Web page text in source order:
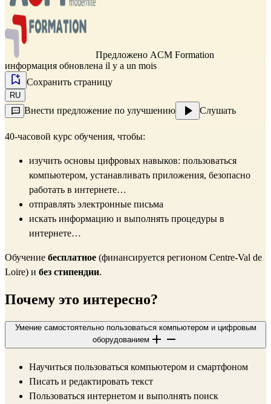
Предложено ACM Formation
информация обновлена il y a un mois
Сохранить страницу
RU
Внести предложение по улучшению Слушать
40-часовой курс обучения, чтобы:
изучить основы цифровых навыков: пользоваться
компьютером, устанавливать приложения, безопасно
работать в интернете…
отправлять электронные письма
искать информацию и выполнять процедуры в
интернете…
Обучение бесплатное (финансируется регионом Centre-Val de
Loire) и без стипендии.
Почему это интересно?
Умение самостоятельно пользоваться компьютером и цифровым
оборудованием
Научиться пользоваться компьютером и смартфоном
Писать и редактировать текст
Пользоваться интернетом и выполнять поиск